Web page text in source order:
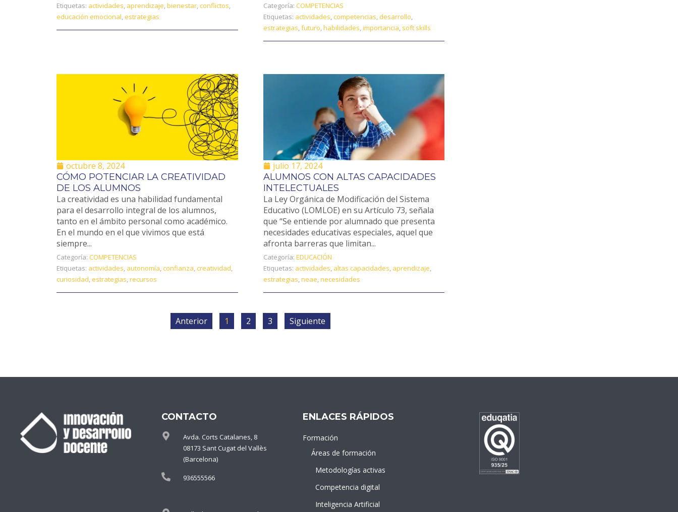
Etiquetas: actividades, aprendizaje,bienestar,conflictos,
educación emocional,estrategias
Categoría: COMPETENCIAS
Etiquetas: actividades,competencias, desarrollo,
estrategias,futuro,habilidades,importancia, soft skills
octubre 8, 2024
CÓMO POTENCIAR LA CREATIVIDAD
DE LOS ALUMNOS
La creatividad es una habilidad fundamental
para el desarrollo integral de los alumnos,
tanto en el ámbito personal como académico.
En el mundo en el que vivimos que está
siempre...
Categoría: COMPETENCIAS
Etiquetas: actividades, autonomía,confianza,creatividad,
curiosidad,estrategias,recursos
julio 17, 2024
ALUMNOS CON ALTAS CAPACIDADES
INTELECTUALES
La Ley Orgánica de Modificación del Sistema
Educativo (LOMLOE) en su Artículo 73, señala
que “Se entiende por alumnado que presenta
necesidades educativas especiales, aquel que
afronta barreras que limitan...
Categoría: EDUCACIÓN
Etiquetas: actividades, altas capacidades, aprendizaje,
estrategias,neae,necesidades
Anterior 1 2 3 Siguiente
CONTACTO
Avda. Corts Catalanes, 8
08173 Sant Cugat del Vallès
(Barcelona)
936555566
ENLACES RÁPIDOS
Formación
Áreas de formación
Metodologías activas
Competencia digital
Inteligencia Artificial